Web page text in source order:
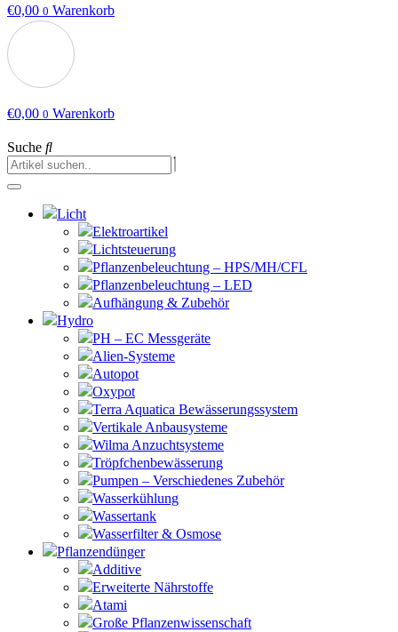
€0,00 0 Warenkorb
€0,00 0 Warenkorb
Suche
Licht
Elektroartikel
Lichtsteuerung
Pflanzenbeleuchtung – HPS/MH/CFL
Pflanzenbeleuchtung – LED
Aufhängung & Zubehör
Hydro
PH – EC Messgeräte
Alien-Systeme
Autopot
Oxypot
Terra Aquatica Bewässerungssystem
Vertikale Anbausysteme
Wilma Anzuchtsysteme
Tröpfchenbewässerung
Pumpen – Verschiedenes Zubehör
Wasserkühlung
Wassertank
Wasserfilter & Osmose
Pflanzendünger
Additive
Erweiterte Nährstoffe
Atami
Große Pflanzenwissenschaft